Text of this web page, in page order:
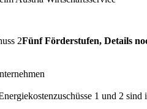
2Fünf Förderstufen, Details
1 und 2